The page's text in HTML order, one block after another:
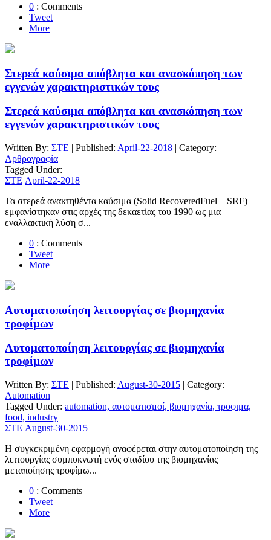
0 : Comments
Tweet
More
Στερεά καύσιμα απόβλητα και ανασκόπηση των
εγγενών χαρακτηριστικών τους
Στερεά καύσιμα απόβλητα και ανασκόπηση των
εγγενών χαρακτηριστικών τους
Written By: ΣΤΕ | Published: April-22-2018 | Category:
Αρθρογραφία
Tagged Under:
ΣΤΕ April-22-2018
Τα στερεά ανακτηθέντα καύσιμα (Solid RecoveredFuel – SRF)
εμφανίστηκαν στις αρχές της δεκαετίας του 1990 ως μια
εναλλακτική λύση σ...
0 : Comments
Tweet
More
Αυτοματοποίηση λειτουργίας σε βιομηχανία
τροφίμων
Αυτοματοποίηση λειτουργίας σε βιομηχανία
τροφίμων
Written By: ΣΤΕ | Published: August-30-2015 | Category:
Automation
Tagged Under: automation, αυτοματισμοί, βιομηχανία, τροφιμα,
food, industry
ΣΤΕ August-30-2015
Η συγκεκριμένη εφαρμογή αναφέρεται στην αυτοματοποίηση της
λειτουργίας συμπυκνωτή ενός σταδίου της βιομηχανίας
μεταποίησης τροφίμω...
0 : Comments
Tweet
More